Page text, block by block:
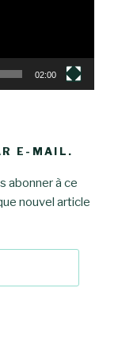
02:00
E-MAIL.
abonner à ce
nouvel article